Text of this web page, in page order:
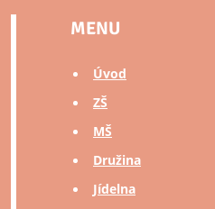
MENU
Úvod
ZŠ
MŠ
Družina
Jídelna